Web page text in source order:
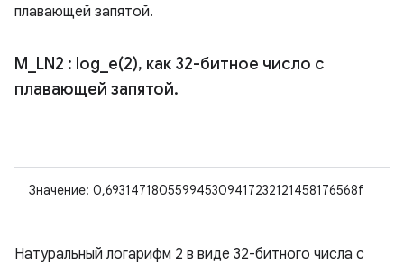
плавающей запятой.
M LN2 : log_e(2), как 32-битное число с
плавающей запятой.
Значение: 0,693147180559945309417232121458176568f
Натуральный логарифм 2 в виде 32-битного числа с